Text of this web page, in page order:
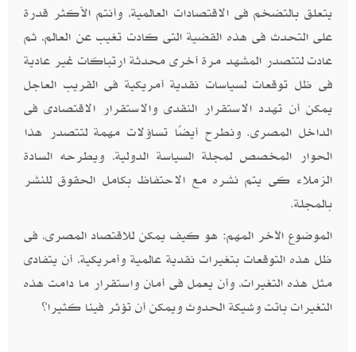
يتعلق بالتضخم فى الاقتصادات العالمية، وأنتم الأكثر قدرة
على التحدث فى هذه القضية التى كادت تغيب عن العالم، ثم
عادت لتتصدر المشهد مرة أخرى محدثة ارتباكات غير عادية
فى ظل توقعات لسياسات نقدية أمريكية فى القريب العاجل
يمكن أن تهدد الاستقرار النقدى والاستقرار الاقتصادى فى
الداخل المصرى. ونطرح أيضًا تساؤلات مهمة لتتصدر هذا
الحوار المخصص لمجلة السياسة الدولية، ويطرحه السادة
الزملاء كى يتم نشره مع الاحتفاظ بكامل الحقوق للنشر
بالمجلة.
الموضوع الآخر المهم: هو كيف يمكن للاقتصاد المصرى، فى
ظل هذه التوقعات بتغيرات نقدية عالمية وأمريكية، أن يتفادى
مثل هذه التغيرات، وأن يعمل فى أمان واستقرار ما دامت هذه
التغيرات باتت وشيكة الحدوث ويمكن أن تؤثر فينا كثيرا؟